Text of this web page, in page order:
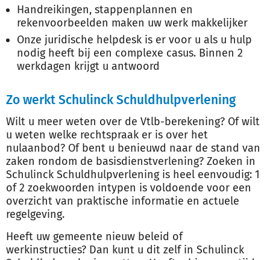
Handreikingen, stappenplannen en
rekenvoorbeelden maken uw werk makkelijker
Onze juridische helpdesk is er voor u als u hulp
nodig heeft bij een complexe casus. Binnen 2
werkdagen krijgt u antwoord
Zo werkt Schulinck Schuldhulpverlening
Wilt u meer weten over de Vtlb-berekening? Of wilt
u weten welke rechtspraak er is over het
nulaanbod? Of bent u benieuwd naar de stand van
zaken rondom de basisdienstverlening? Zoeken in
Schulinck Schuldhulpverlening is heel eenvoudig: 1
of 2 zoekwoorden intypen is voldoende voor een
overzicht van praktische informatie en actuele
regelgeving.
Heeft uw gemeente nieuw beleid of
werkinstructies? Dan kunt u dit zelf in Schulinck